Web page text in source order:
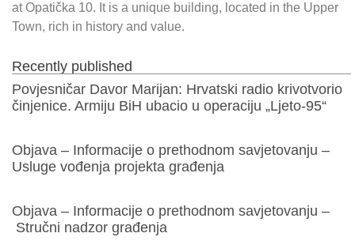
at Opatička 10. It is a unique building, located in the Upper
Town, rich in history and value.
Recently published
Povjesničar Davor Marijan: Hrvatski radio krivotvorio
činjenice. Armiju BiH ubacio u operaciju „Ljeto-95“
Objava – Informacije o prethodnom savjetovanju –
Usluge vođenja projekta građenja
Objava – Informacije o prethodnom savjetovanju –
Stručni nadzor građenja